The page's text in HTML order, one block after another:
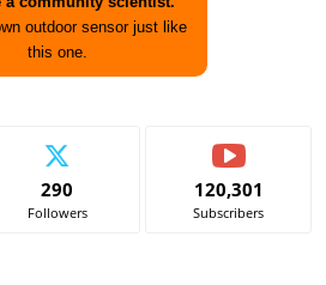
outdoor sensor just like
this one.
290
Followers
120,301
Subscribers